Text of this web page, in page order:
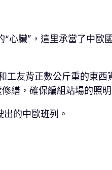
心臟”，這里承當了中歐
工友背正數公斤重的東西
繕，確保編組站場的照明
的中歐班列。